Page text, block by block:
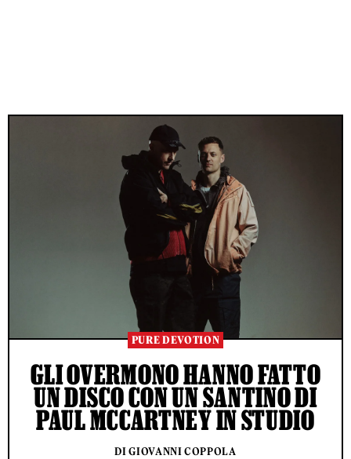
PURE DEVOTION
GLI OVERMONO HANNO FATTO
UN DISCO CON UN SANTINO DI
PAUL MCCARTNEY IN STUDIO
DI GIOVANNI COPPOLA